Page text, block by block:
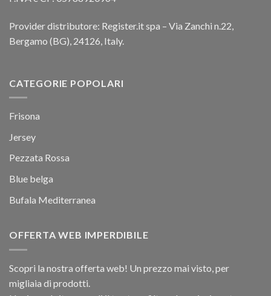
Provider distributore: Register.it spa – Via Zanchi n.22,
Bergamo (BG), 24126, Italy.
CATEGORIE POPOLARI
Frisona
Jersey
Pezzata Rossa
Blue belga
Bufala Mediterranea
OFFERTA WEB IMPERDIBILE
Scopri la nostra offerta web! Un prezzo mai visto, per
migliaia di prodotti.